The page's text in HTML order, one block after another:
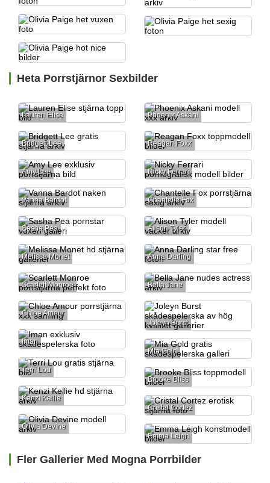
Heta Porrstjärnor Sexbilder
Lauren Elise Phoenix Askani
Bridgett Lee Reagan Foxx
Amy Lee Nicky Ferrari
Vanna Bardot Chantelle Fox
Sasha Pea Alison Tyler
Melissa Monet Anna Darling
Scarlett Monroe Bella Jane
Chloe Amour
Joleyn Burst
Iman
Mia Gold
Terri Lou
Brooke Bliss
Kenzi Kellie
Cristal Cortez
Olivia Devine
Emma Leigh
Fler Gallerier Med Mogna Porrbilder